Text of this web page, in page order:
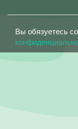
Вы обязуетесь